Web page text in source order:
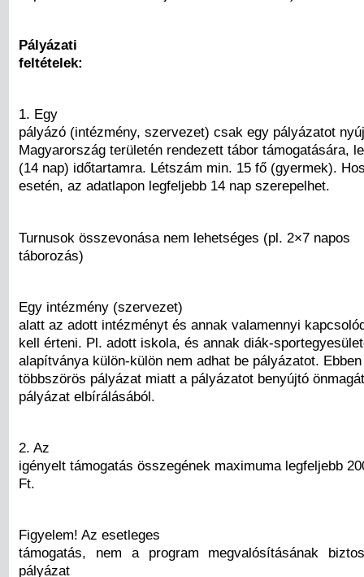
Pályázati
feltételek:
1. Egy
pályázó (intézmény, szervezet) csak egy pályázatot
Magyarország területén rendezett tábor támogatására,
(14 nap) időtartamra. Létszám min. 15 fő (gyermek).
esetén, az adatlapon legfeljebb 14 nap szerepelhet.
Turnusok összevonása nem lehetséges (pl. 2×7 napos
táborozás)
Egy intézmény (szervezet)
alatt az adott intézményt és annak valamennyi
kell érteni. Pl. adott iskola, és annak diák-
alapítványa külön-külön nem adhat be pályázatot.
többszörös pályázat miatt a pályázatot benyújtó
pályázat elbírálásából.
2. Az
igényelt támogatás összegének maximuma legfeljebb
Ft.
Figyelem! Az esetleges
támogatás, nem a program megvalósításának
pályázat